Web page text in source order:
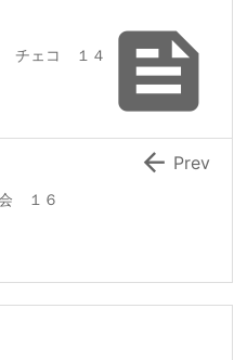

チェコ １４
１６
 Prev